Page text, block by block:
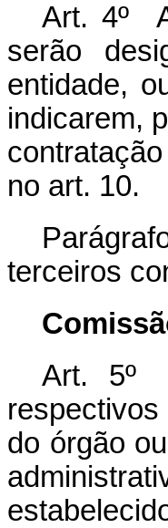
Art. 4º
serão
entidade,
indicarem,
no art. 10.
terceiros
Art. 5º
do órgão